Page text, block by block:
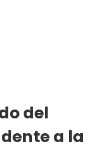
del
a la